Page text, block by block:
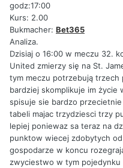
godz:17:00
Kurs: 2.00
Bukmacher: Bet365
Analiza.
Dzisiaj o 16:00 w meczu 32.
United zmierzy się na St.
tym meczu potrzebują trzech
bardziej skomplikuje im
spisuje sie bardzo
tabeli majac trzydziesci trzy
lepiej poniewaz sa teraz na
punktow wiecej zdobytych
gospodarze w koncu
zwyciestwo w tym